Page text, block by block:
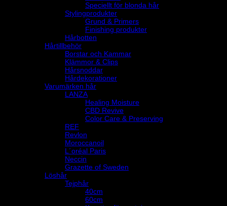
Speciellt för blonda hår
Stylingprodukter
Grund & Primers
Finishing produkter
Hårbotten
Hårtillbehör
Borstar och Kammar
Klämmor & Clips
Hårsnoddar
Hårdekorationer
Varumärken hår
LANZA
Healing Moisture
CBD Revive
Color Care & Preserving
REF
Revlon
Moroccanoil
L´oréal Paris
Neccin
Grazette of Sweden
Löshår
Tejphår
40cm
60cm